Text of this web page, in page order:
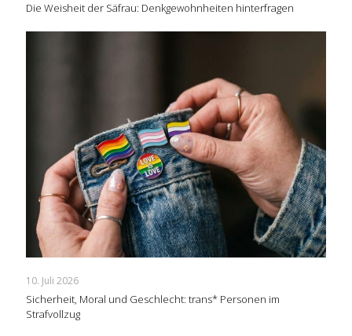
Die Weisheit der Säfrau: Denkgewohnheiten hinterfragen
10. Juli 2026
Sicherheit, Moral und Geschlecht: trans* Personen im
Strafvollzug